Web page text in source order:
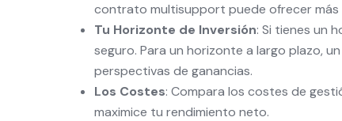
contrato multisupport puede ofrecer
Tu Horizonte de Inversión: Si tienes un
seguro. Para un horizonte a largo plazo,
perspectivas de ganancias.
Los Costes: Compara los costes de
maximice tu rendimiento neto.